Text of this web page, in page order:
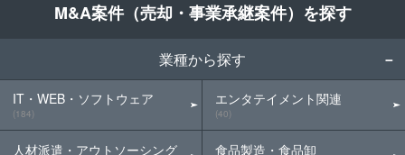
M&A案件（売却・事業承継案件）を探す
業種から探す
IT・WEB・ソフトウェア
(184)
人材派遣・アウトソーシング
エンタテイメント関連
(40)
食品製造・食品卸